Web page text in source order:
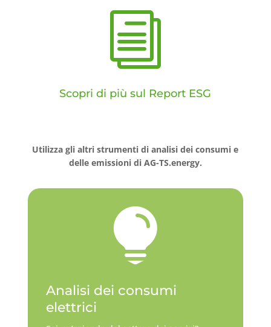
i
Scopri di più sul Report ESG
Utilizza gli altri strumenti di analisi dei consumi e
delle emissioni di AG-TS.energy.

Analisi dei consumi
elettrici